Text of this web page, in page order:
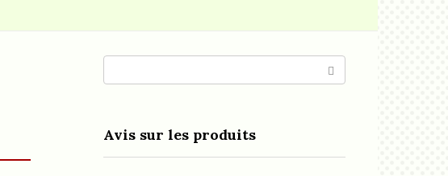
Avis sur les produits